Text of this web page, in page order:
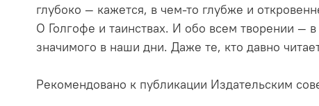
глубоко — кажется, в чем-то глубже и
О Голгофе и таинствах. И обо всем творении —
значимого в наши дни. Даже те, кто давно
Рекомендовано к публикации Издательским